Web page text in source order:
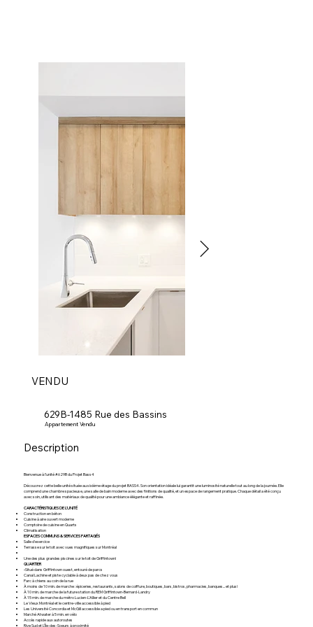
629B-1485 Rue des Bassins
Appartement Vendu
VENDU
Description
Bienvenue à l’unité #629B du Projet Bass4
Découvrez cette belle unité située au sixième étage du projet BASS4. Son orientation idéale lui garantit une luminosité naturelle tout au long de la journée. Elle
comprend une chambre spacieuse, une salle de bain moderne avec des finitions de qualité, et un espace de rangement pratique. Chaque détail a été conçu
avec soin, utilisant des matériaux de qualité pour une ambiance élégante et raffinée.
CARACTÉRISTIQUES DE L'UNITÉ
Construction en béton
Cuisine à aire ouvert moderne
Comptoire de cuisine en Quarts
Climatisation
ESPACES COMMUNS & SERVICES PARTAGÉS
Salle d'exercice
Terrasse sur le toit avec vues magnifiques sur Montréal
Une des plus grandes piscines sur le toit de Griffintown!
QUARTIER
-Situé dans Griffintown ouest, entouré de parcs
Canal Lachine et piste cyclable à deux pas de chez vous
Parc à chiens au coin de la rue
À moins de 10 min. de marche : épiceries, restaurants, salons de coiffure, boutiques, bars, bistros, pharmacies, banques... et plus!
À 10 min. de marche de la future station du REM Griffintown-Bernard-Landry
À 15 min. de marche du métro Lucien-L'Allier et du Centre Bell
Le Vieux Montréal et le centre-ville accessible à pied
Les Université Concordia et McGill accessible a pied ou en transport en commun
Marché Atwater à 5 min. en vélo
Accès rapide aux autoroutes
Rive Sud et L'Île-des-Soeurs à proximité